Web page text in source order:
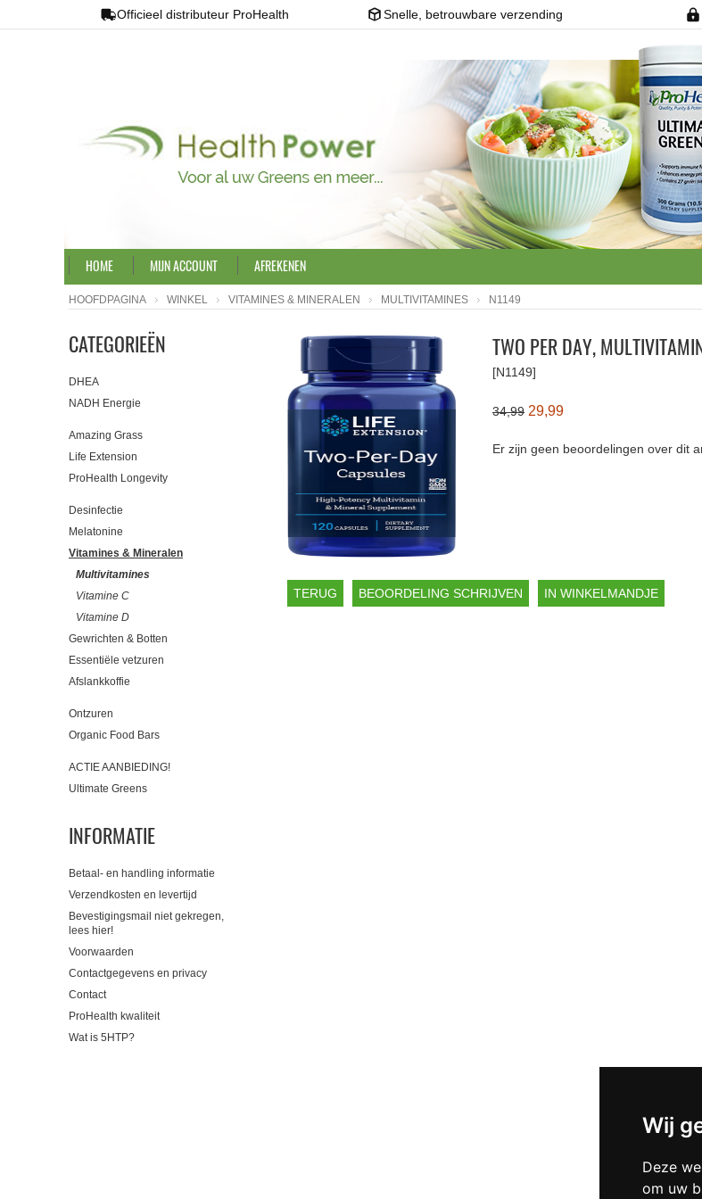
Wij
Deze
om uw
Officieel distributeur ProHealth Snelle, betrouwbare verzending
HOME MIJN ACCOUNT AFREKENEN
HOOFDPAGINA WINKEL VITAMINES & MINERALEN MULTIVITAMINES N1149
CATEGORIEËN
DHEA
NADH Energie
Amazing Grass
Life Extension
ProHealth Longevity
Desinfectie
Melatonine
Vitamines & Mineralen
Multivitamines
Vitamine C
Vitamine D
Gewrichten & Botten
Essentiële vetzuren
Afslankkoffie
Ontzuren
Organic Food Bars
ACTIE AANBIEDING!
Ultimate Greens
INFORMATIE
Betaal- en handling informatie
Verzendkosten en levertijd
Bevestigingsmail niet gekregen,
lees hier!
Voorwaarden
Contactgegevens en privacy
Contact
ProHealth kwaliteit
Wat is 5HTP?
TWO PER DAY,
[N1149]
34,99 29,99
Er zijn geen beoordelingen over dit
TERUG BEOORDELING SCHRIJVEN IN WINKELMANDJE